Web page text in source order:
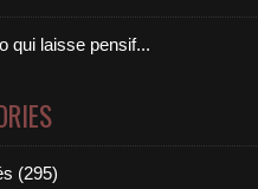
qui laisse pensif...
(295)